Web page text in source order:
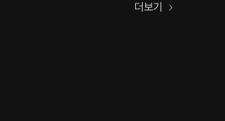
더보기